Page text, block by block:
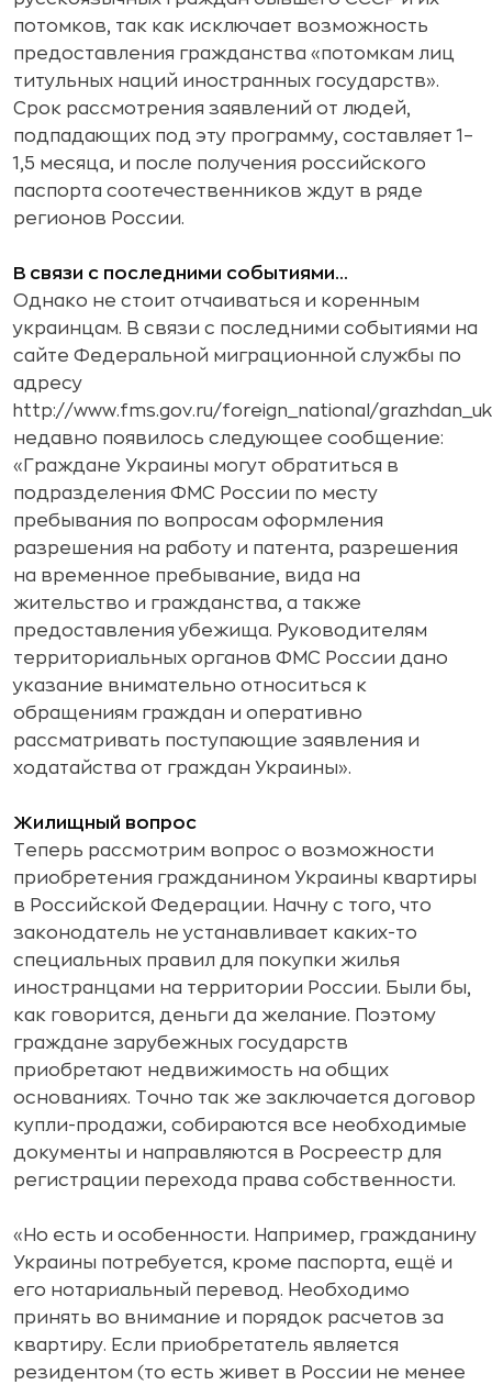
потомков, так как исключает возможность
предоставления гражданства «потомкам лиц
титульных наций иностранных государств».
Срок рассмотрения заявлений от людей,
подпадающих под эту программу, составляет 1–
1,5 месяца, и после получения российского
паспорта соотечественников ждут в ряде
регионов России.
В связи с последними событиями…
Однако не стоит отчаиваться и коренным
украинцам. В связи с последними событиями на
сайте Федеральной миграционной службы по
адресу
http://www.fms.gov.ru/foreign_national/
недавно появилось следующее сообщение:
«Граждане Украины могут обратиться в
подразделения ФМС России по месту
пребывания по вопросам оформления
разрешения на работу и патента, разрешения
на временное пребывание, вида на
жительство и гражданства, а также
предоставления убежища. Руководителям
территориальных органов ФМС России дано
указание внимательно относиться к
обращениям граждан и оперативно
рассматривать поступающие заявления и
ходатайства от граждан Украины».
Жилищный вопрос
Теперь рассмотрим вопрос о возможности
приобретения гражданином Украины квартиры
в Российской Федерации. Начну с того, что
законодатель не устанавливает каких-то
специальных правил для покупки жилья
иностранцами на территории России. Были бы,
как говорится, деньги да желание. Поэтому
граждане зарубежных государств
приобретают недвижимость на общих
основаниях. Точно так же заключается договор
купли-продажи, собираются все необходимые
документы и направляются в Росреестр для
регистрации перехода права собственности.
«Но есть и особенности. Например, гражданину
Украины потребуется, кроме паспорта, ещё и
его нотариальный перевод. Необходимо
принять во внимание и порядок расчетов за
квартиру. Если приобретатель является
резидентом (то есть живет в России не менее